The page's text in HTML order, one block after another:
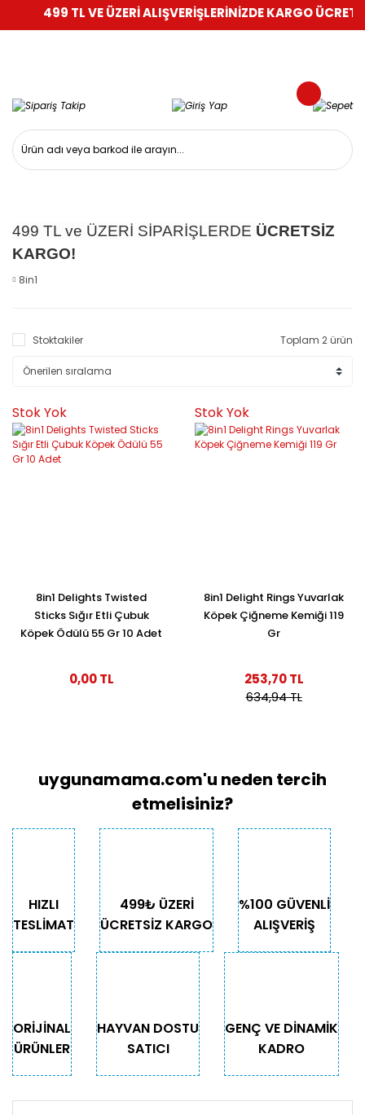
499 TL VE ÜZERİ ALIŞVERİŞLERİNİZDE KARGO
499 TL ve ÜZERİ SİPARİŞLERDE ÜCRETSİZ
KARGO!
8in1
Stoktakiler Toplam 2 ürün
Stok Yok
8in1 Delights Twisted
Sticks Sığır Etli Çubuk
Köpek Ödülü 55 Gr 10 Adet
0,00 TL
Stok Yok
8in1 Delight Rings Yuvarlak
Köpek Çiğneme Kemiği 119
Gr
253,70 TL
634,94 TL
uygunamama.com'u neden tercih
etmelisiniz?
HIZLI
TESLİMAT
499₺ ÜZERİ
ÜCRETSİZ KARGO
%100 GÜVENLİ
ALIŞVERİŞ
ORİJİNAL
ÜRÜNLER
HAYVAN DOSTU
SATICI
GENÇ VE DİNAMİK
KADRO